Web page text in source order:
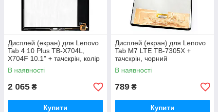
Дисплей (екран) для Lenovo
Tab 4 10 Plus TB-X704L,
X704F 10.1" + тачскрін, колір
чорний, оригінал Китай
В наявності
2 065 ₴
Купити
Дисплей (екран) для Lenovo
Tab M7 LTE TB-7305X +
тачскрін, чорний
В наявності
789 ₴
Купити